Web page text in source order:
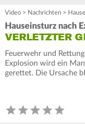
Video > Nachrichten >
Hauseinsturz nach
VERLETZTER
Feuerwehr und
Explosion wird ein
gerettet. Die Ursache